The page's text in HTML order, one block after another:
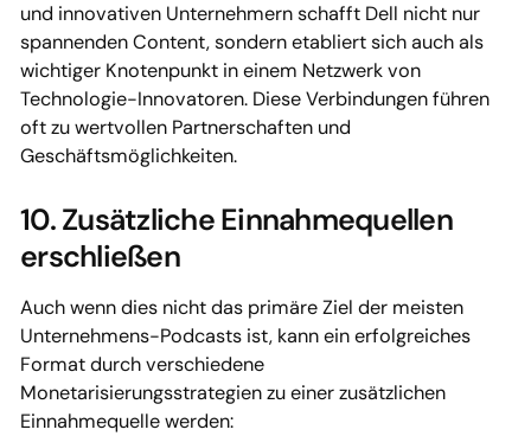
und innovativen Unternehmern schafft Dell nicht nur
spannenden Content, sondern etabliert sich auch als
wichtiger Knotenpunkt in einem Netzwerk von
Technologie-Innovatoren. Diese Verbindungen führen
oft zu wertvollen Partnerschaften und
Geschäftsmöglichkeiten.
10. Zusätzliche Einnahmequellen
erschließen
Auch wenn dies nicht das primäre Ziel der meisten
Unternehmens-Podcasts ist, kann ein erfolgreiches
Format durch verschiedene
Monetarisierungsstrategien zu einer zusätzlichen
Einnahmequelle werden: